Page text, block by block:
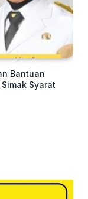
Bantuan
Syarat